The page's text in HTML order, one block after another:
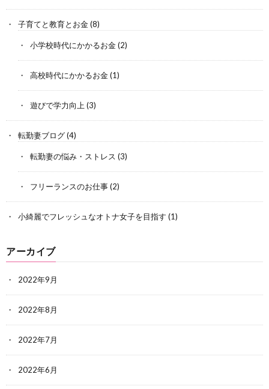
子育てと教育とお金(8)
小学校時代にかかるお金(2)
高校時代にかかるお金(1)
遊びで学力向上(3)
転勤妻ブログ(4)
転勤妻の悩み・ストレス (3)
フリーランスのお仕事(2)
小綺麗でフレッシュなオトナ女子を目指す (1)
アーカイブ
2022年9月
2022年8月
2022年7月
2022年6月